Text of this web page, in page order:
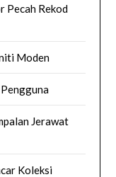
Pecah Rekod
Moden
Jerawat
Koleksi